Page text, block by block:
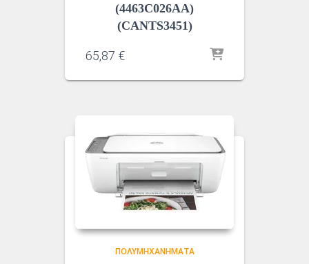
(4463C026AA)
(CANTS3451)
65,87 €
ΠΟΛΥΜΗΧΑΝΉΜΑΤΑ